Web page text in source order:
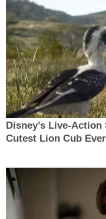
Disney’s Live-
Cutest Lion Cub Ever